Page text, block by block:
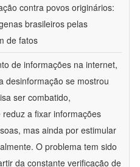
contra povos originários:
brasileiros pelas
de fatos
de informações na internet,
desinformação se mostrou
ser combatido,
a fixar informações
mas ainda por estimular
O problema tem sido
da constante verificação de